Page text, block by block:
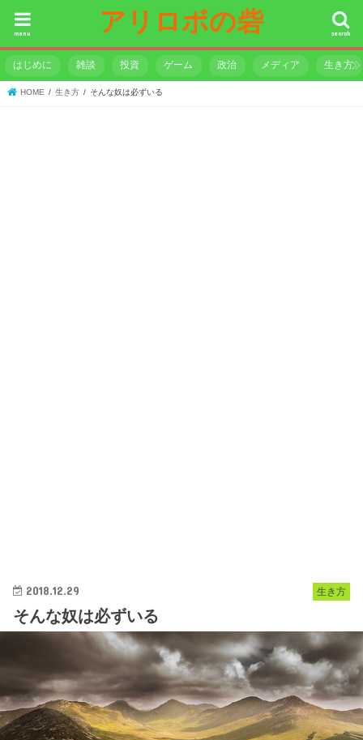
アリロボの砦 search
menu
はじめに 雑談 投資 ゲーム 政治 メディア 生き方
HOME 生き方 そんな奴は必ずいる
生き方
2018.12.29
そんな奴は必ずいる